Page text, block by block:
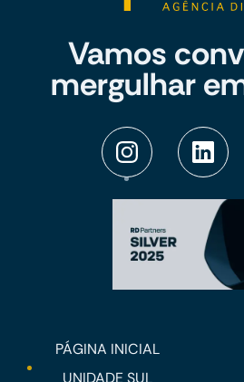
Vamos
mergulhar
PÁGINA INICIAL
UNIDADE SUL